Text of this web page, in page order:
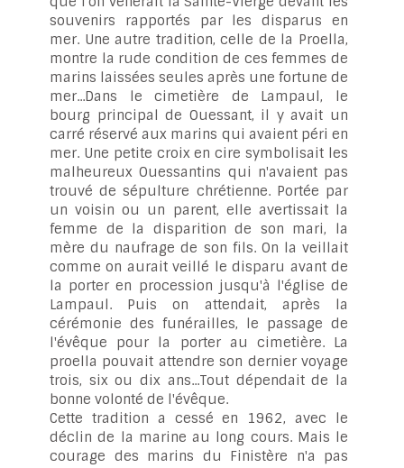
souvenirs rapportés par les disparus en
mer. Une autre tradition, celle de la Proella,
montre la rude condition de ces femmes de
marins laissées seules après une fortune de
mer...Dans le cimetière de Lampaul, le
bourg principal de Ouessant, il y avait un
carré réservé aux marins qui avaient péri en
mer. Une petite croix en cire symbolisait les
malheureux Ouessantins qui n'avaient pas
trouvé de sépulture chrétienne. Portée par
un voisin ou un parent, elle avertissait la
femme de la disparition de son mari, la
mère du naufrage de son fils. On la veillait
comme on aurait veillé le disparu avant de
la porter en procession jusqu'à l'église de
Lampaul. Puis on attendait, après la
cérémonie des funérailles, le passage de
l'évêque pour la porter au cimetière. La
proella pouvait attendre son dernier voyage
trois, six ou dix ans...Tout dépendait de la
bonne volonté de l'évêque.
Cette tradition a cessé en 1962, avec le
déclin de la marine au long cours. Mais le
courage des marins du Finistère n'a pas